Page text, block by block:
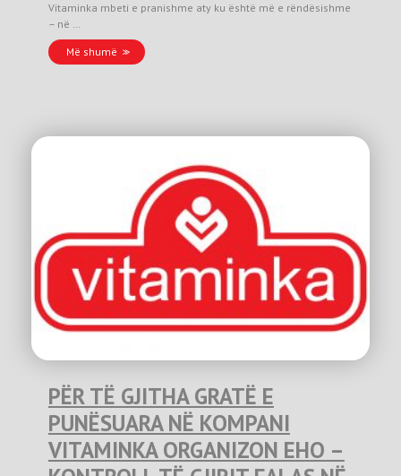
Vitaminka mbeti e pranishme aty ku është më e rëndësishme
– në …
Më shumë
PËR TË GJITHA GRATË E
PUNËSUARA NË KOMPANI
VITAMINKA ORGANIZON EHO –